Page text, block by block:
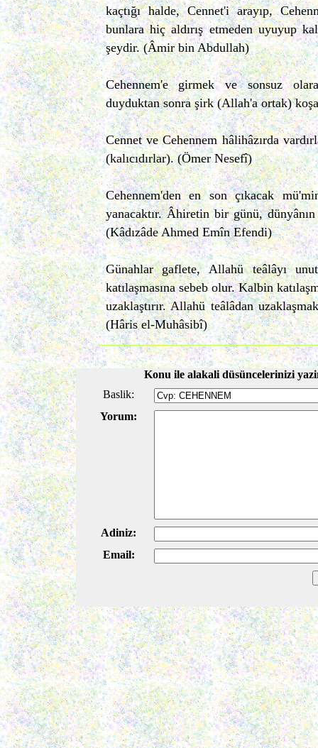
kaçtığı halde, Cennet'i arayıp,
bunlara hiç aldırış etmeden uyuyup
şeydir. (Âmir bin Abdullah)
Cehennem'e girmek ve sonsuz
duyduktan sonra şirk (Allah'a ortak)
Cennet ve Cehennem hâlihâzırda
(kalıcıdırlar). (Ömer Nesefî)
Cehennem'den en son çıkacak
yanacaktır. Âhiretin bir günü,
(Kâdızâde Ahmed Emîn Efendi)
Günahlar gaflete, Allahü teâlâyı
katılaşmasına sebeb olur. Kalbin
uzaklaştırır. Allahü teâlâdan
(Hâris el-Muhâsibî)
Konu ile alakali düsüncelerinizi
Baslik:
Yorum:
Adiniz:
Email: